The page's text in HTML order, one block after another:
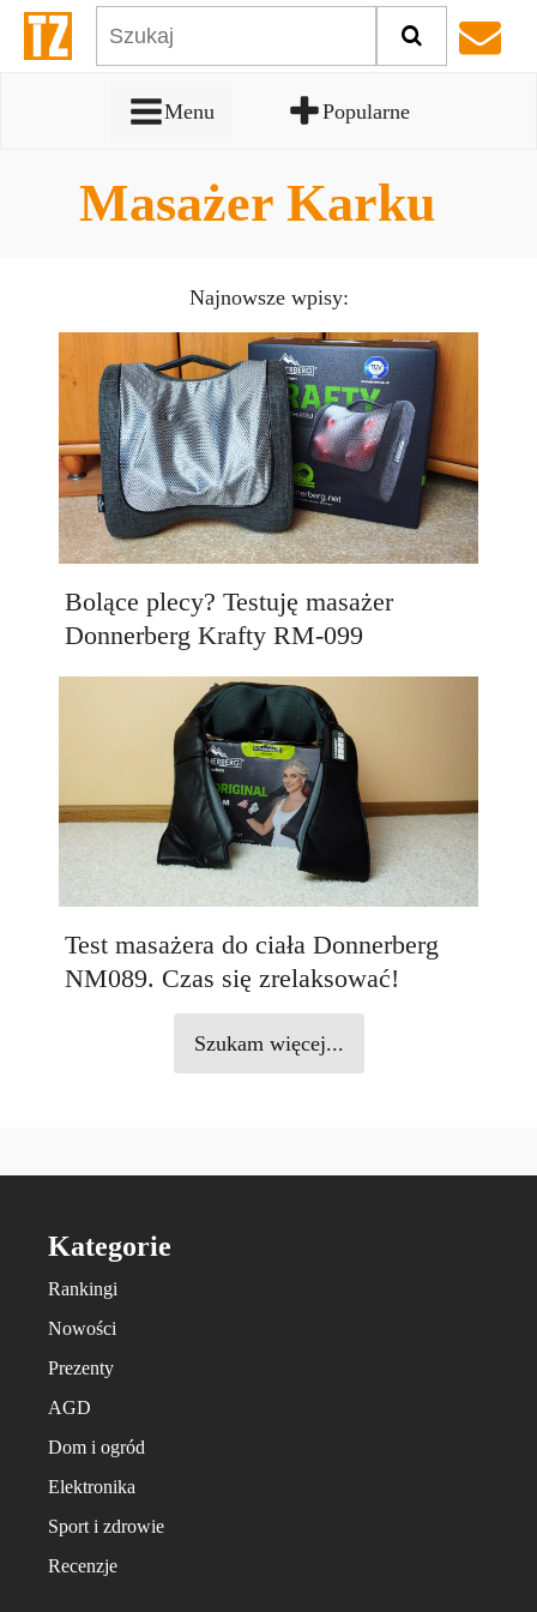
Menu Popularne
Masażer Karku
Najnowsze wpisy:
Bolące plecy? Testuję masażer
Donnerberg Krafty RM-099
Test masażera do ciała Donnerberg
NM089. Czas się zrelaksować!
Szukam więcej...
Kategorie
Rankingi
Nowości
Prezenty
AGD
Dom i ogród
Elektronika
Sport i zdrowie
Recenzje